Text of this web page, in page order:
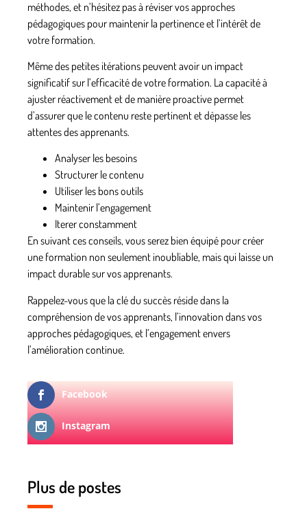
méthodes, et n’hésitez pas à réviser vos approches
pédagogiques pour maintenir la pertinence et l’intérêt de
votre formation.
Même des petites itérations peuvent avoir un impact
significatif sur l’efficacité de votre formation. La capacité à
ajuster réactivement et de manière proactive permet
d’assurer que le contenu reste pertinent et dépasse les
attentes des apprenants.
Analyser les besoins
Structurer le contenu
Utiliser les bons outils
Maintenir l’engagement
Iterer constamment
En suivant ces conseils, vous serez bien équipé pour créer
une formation non seulement inoubliable, mais qui laisse un
impact durable sur vos apprenants.
Rappelez-vous que la clé du succès réside dans la
compréhension de vos apprenants, l’innovation dans vos
approches pédagogiques, et l’engagement envers
l’amélioration continue.
Facebook
Instagram
Plus de postes